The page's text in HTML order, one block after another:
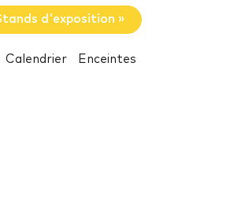
d'exposition »
Calendrier Enceintes